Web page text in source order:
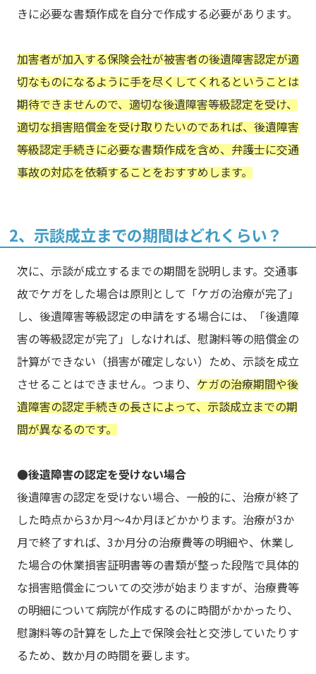
きに必要な書類作成を自分で作成する必要があります。
加害者が加入する保険会社が被害者の後遺障害認定が適
切なものになるように手を尽くしてくれるということは
期待できませんので、適切な後遺障害等級認定を受け、
適切な損害賠償金を受け取りたいのであれば、後遺障害
等級認定手続きに必要な書類作成を含め、弁護士に交通
事故の対応を依頼することをおすすめします。
2、示談成立までの期間はどれくらい？
次に、示談が成立するまでの期間を説明します。交通事
故でケガをした場合は原則として「ケガの治療が完了」
し、後遺障害等級認定の申請をする場合には、「後遺障
害の等級認定が完了」しなければ、慰謝料等の賠償金の
計算ができない（損害が確定しない）ため、示談を成立
させることはできません。つまり、 ケガの治療期間や後
遺障害の認定手続きの長さによって、示談成立までの期
間が異なるのです。
●後遺障害の認定を受けない場合
後遺障害の認定を受けない場合、一般的に、治療が終了
した時点から3か月～4か月ほどかかります。治療が3か
月で終了すれば、3か月分の治療費等の明細や、休業し
た場合の休業損害証明書等の書類が整った段階で具体的
な損害賠償金についての交渉が始まりますが、治療費等
の明細について病院が作成するのに時間がかかったり、
慰謝料等の計算をした上で保険会社と交渉していたりす
るため、数か月の時間を要します。